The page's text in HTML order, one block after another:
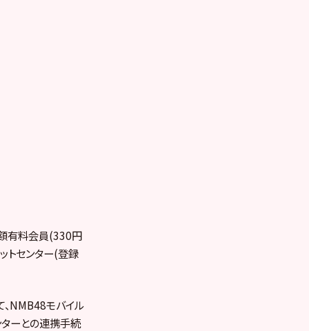
有料会員(330円
トセンター(登録
NMB48モバイル
ターとの連携手続